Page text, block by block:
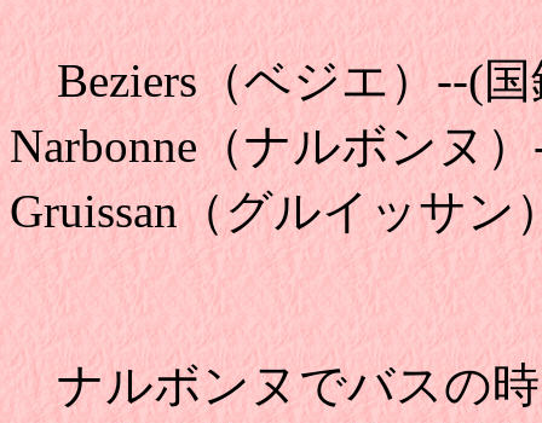
Beziers（ベジエ）--(国
Narbonne（ナルボンヌ
Gruissan（グルイッサン
ナルボンヌでバスの時